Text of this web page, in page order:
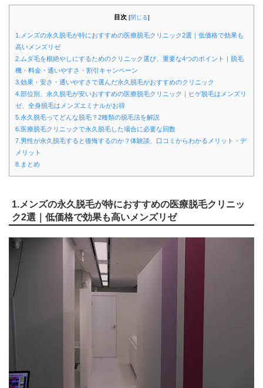
目次 [閉じる]
1.メンズの永久脱毛が特におすすめの医療脱毛クリニック2選｜低価格で効果も
高いメンズリゼ
2.ムダ毛を根絶やしにするためのクリニック選び、重要な4つのポイント｜脱毛
機・料金・通いやすさ・割引キャンペーン
3.効果・安さ・通いやすさで選んだ永久脱毛がおすすめのクリニック
4.部位別、永久脱毛が安いおすすめの医療脱毛クリニック｜ヒゲ脱毛はメンズリ
ゼ、全身脱毛はメンズエミナルがお得
5.永久脱毛ってどんな脱毛？2種類の脱毛法を解説
6.医療脱毛クリニックで永久脱毛した場合に必要な回数
7.男性が永久脱毛すると後悔するのか？体験談、口コミからわかるメリット・デ
メリット
8.まとめ
1.メンズの永久脱毛が特におすすめの医療脱毛クリニッ
ク2選｜低価格で効果も高いメンズリゼ